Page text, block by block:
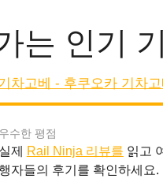
는 인기
차고베 - 후쿠오카 기차
우수한 평점
실제 Rail Ninja 리뷰를 읽고
행자들의 후기를 확인하세요.